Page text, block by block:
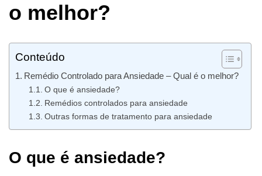
o melhor?
Conteúdo
Remédio Controlado para Ansiedade – Qual é o melhor?
O que é ansiedade?
Remédios controlados para ansiedade
Outras formas de tratamento para ansiedade
O que é ansiedade?